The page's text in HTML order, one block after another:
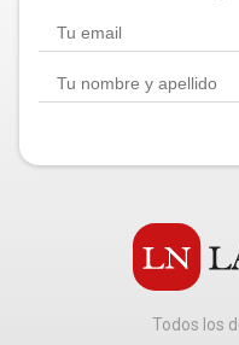
Todos los